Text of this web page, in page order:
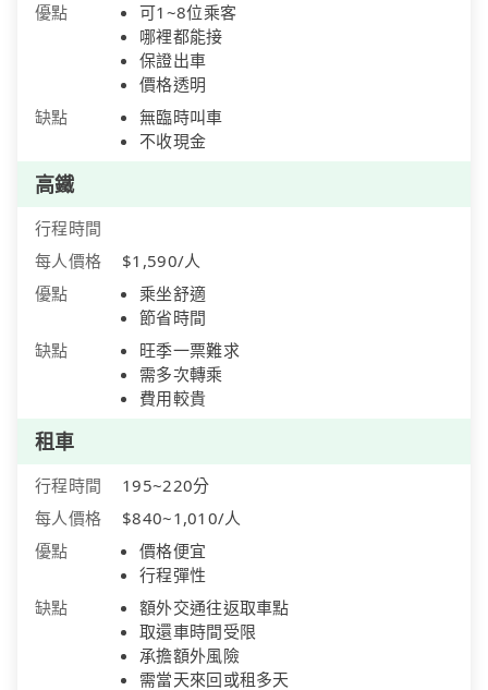
優點
可1~8位乘客
哪裡都能接
保證出車
價格透明
缺點
無臨時叫車
不收現金
高鐵
行程時間
每人價格
$1,590/人
優點
乘坐舒適
節省時間
缺點
旺季一票難求
需多次轉乘
費用較貴
租車
行程時間
195~220分
每人價格
$840~1,010/人
優點
價格便宜
行程彈性
缺點
額外交通往返取車點
取還車時間受限
承擔額外風險
需當天來回或租多天